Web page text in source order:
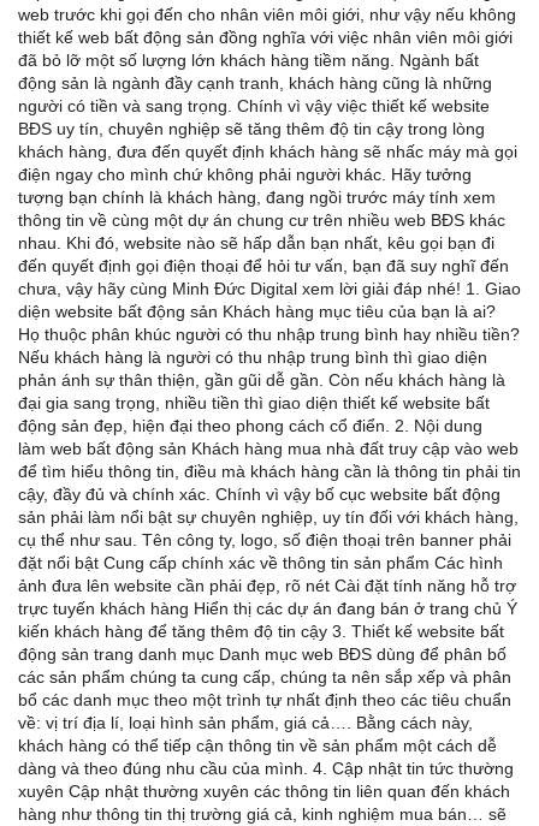
web trước khi gọi đến cho nhân viên môi giới, như vậy nếu không
thiết kế web bất động sản đồng nghĩa với việc nhân viên môi giới
đã bỏ lỡ một số lượng lớn khách hàng tiềm năng. Ngành bất
động sản là ngành đầy cạnh tranh, khách hàng cũng là những
người có tiền và sang trọng. Chính vì vậy việc thiết kế website
BĐS uy tín, chuyên nghiệp sẽ tăng thêm độ tin cậy trong lòng
khách hàng, đưa đến quyết định khách hàng sẽ nhấc máy mà gọi
điện ngay cho mình chứ không phải người khác. Hãy tưởng
tượng bạn chính là khách hàng, đang ngồi trước máy tính xem
thông tin về cùng một dự án chung cư trên nhiều web BĐS khác
nhau. Khi đó, website nào sẽ hấp dẫn bạn nhất, kêu gọi bạn đi
đến quyết định gọi điện thoại để hỏi tư vấn, bạn đã suy nghĩ đến
chưa, vậy hãy cùng Minh Đức Digital xem lời giải đáp nhé! 1. Giao
diện website bất động sản Khách hàng mục tiêu của bạn là ai?
Họ thuộc phân khúc người có thu nhập trung bình hay nhiều tiền?
Nếu khách hàng là người có thu nhập trung bình thì giao diện
phản ánh sự thân thiện, gần gũi dễ gần. Còn nếu khách hàng là
đại gia sang trọng, nhiều tiền thì giao diện thiết kế website bất
động sản đẹp, hiện đại theo phong cách cổ điển. 2. Nội dung
làm web bất động sản Khách hàng mua nhà đất truy cập vào web
để tìm hiểu thông tin, điều mà khách hàng cần là thông tin phải tin
cậy, đầy đủ và chính xác. Chính vì vậy bố cục website bất động
sản phải làm nổi bật sự chuyên nghiệp, uy tín đối với khách hàng,
cụ thể như sau. Tên công ty, logo, số điện thoại trên banner phải
đặt nổi bật Cung cấp chính xác về thông tin sản phẩm Các hình
ảnh đưa lên website cần phải đẹp, rõ nét Cài đặt tính năng hỗ trợ
trực tuyến khách hàng Hiển thị các dự án đang bán ở trang chủ Ý
kiến khách hàng để tăng thêm độ tin cậy 3. Thiết kế website bất
động sản trang danh mục Danh mục web BĐS dùng để phân bố
các sản phẩm chúng ta cung cấp, chúng ta nên sắp xếp và phân
bổ các danh mục theo một trình tự nhất định theo các tiêu chuẩn
về: vị trí địa lí, loại hình sản phẩm, giá cả…. Bằng cách này,
khách hàng có thể tiếp cận thông tin về sản phẩm một cách dễ
dàng và theo đúng nhu cầu của mình. 4. Cập nhật tin tức thường
xuyên Cập nhật thường xuyên các thông tin liên quan đến khách
hàng như thông tin thị trường giá cả, kinh nghiệm mua bán… sẽ